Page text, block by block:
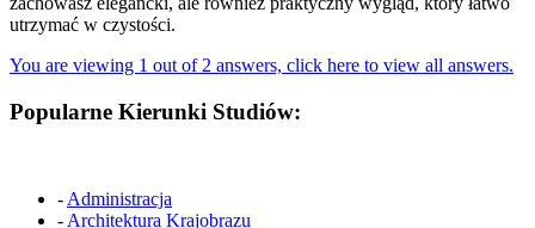
utrzymać w czystości.
You are viewing 1 out of 2 answers, click here to view all answers.
Popularne Kierunki Studiów:
- Administracja
- Architektura Krajobrazu